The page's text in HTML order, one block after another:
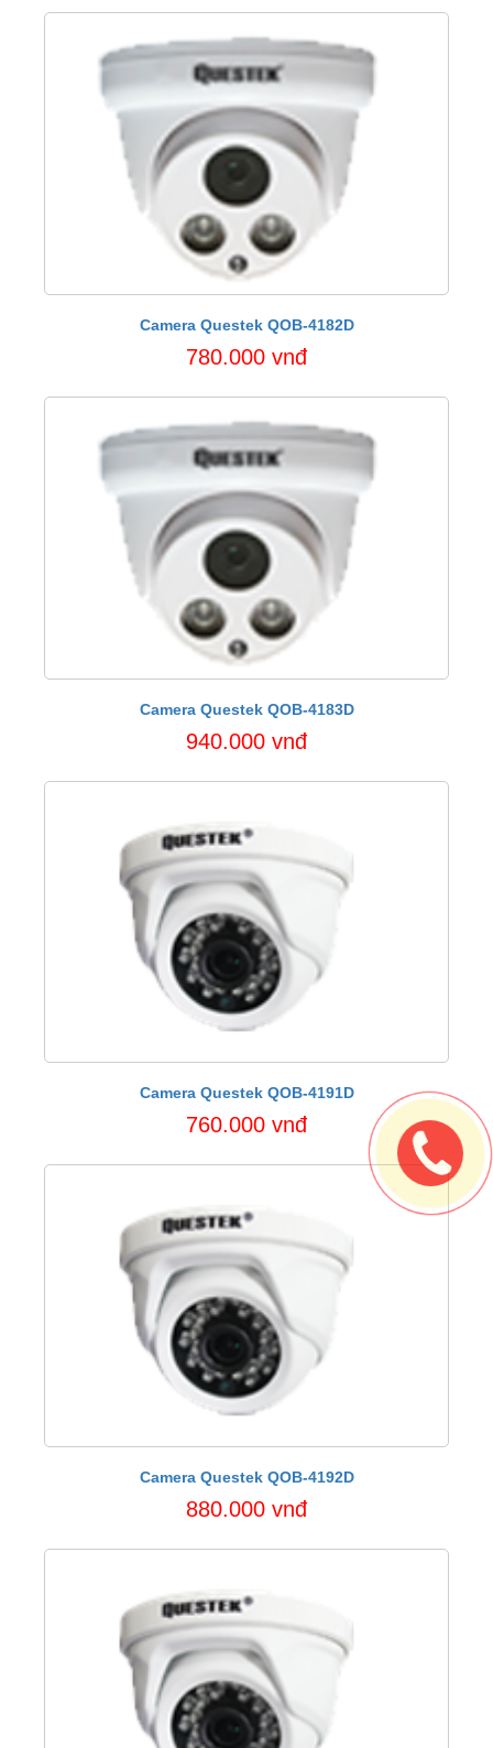
Camera Questek QOB-4182D
780.000 vnđ
Camera Questek QOB-4183D
940.000 vnđ
Camera Questek QOB-4191D
760.000 vnđ
Camera Questek QOB-4192D
880.000 vnđ